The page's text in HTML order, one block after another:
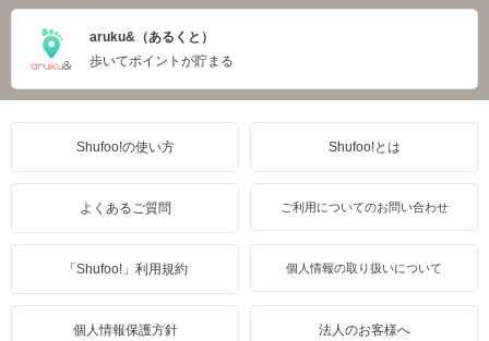
aruku&（あるくと）
歩いてポイントが貯まる
Shufoo!の使い方 Shufoo!とは
よくあるご質問 ご利用についてのお問い合わせ
「Shufoo!」利用規約 個人情報の取り扱いについて
個人情報保護方針 法人のお客様へ